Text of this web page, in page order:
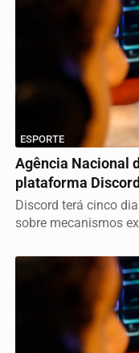
ESPORTE
Agência Nacional
plataforma Discord
Discord terá cinco
sobre mecanismos